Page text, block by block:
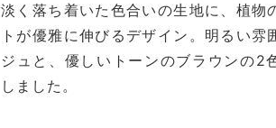
淡く落ち着いた色合いの生地に、植物
トが優雅に伸びるデザイン。明るい雰
ジュと、優しいトーンのブラウンの2
しました。